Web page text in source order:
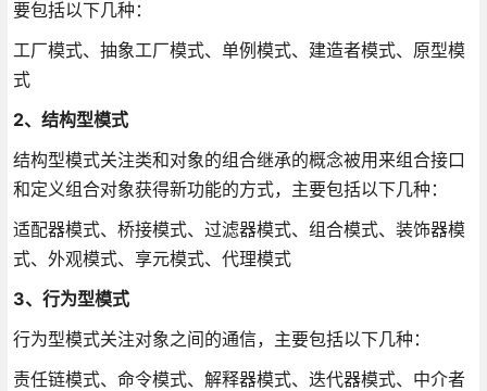
要包括以下几种：
工厂模式、抽象工厂模式、单例模式、建造者模式、原型模
式
2、结构型模式
结构型模式关注类和对象的组合继承的概念被用来组合接口
和定义组合对象获得新功能的方式，主要包括以下几种：
适配器模式、桥接模式、过滤器模式、组合模式、装饰器模
式、外观模式、享元模式、代理模式
3、行为型模式
行为型模式关注对象之间的通信，主要包括以下几种：
责任链模式、命令模式、解释器模式、迭代器模式、中介者